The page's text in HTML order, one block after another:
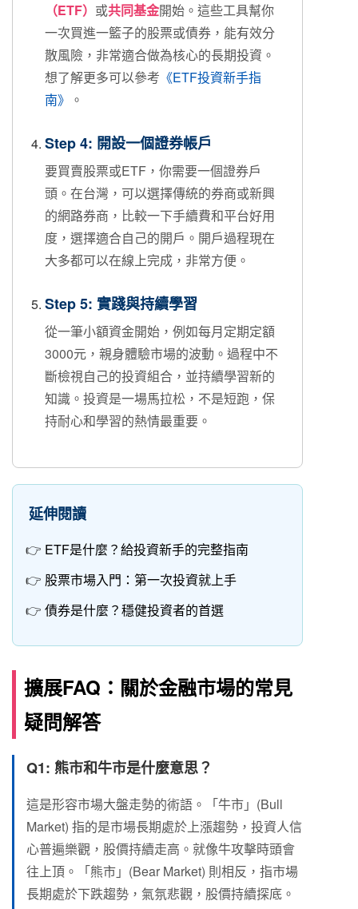
（ETF） 或共同基金開始。這些工具幫你
一次買進一籃子的股票或債券，能有效分
散風險，非常適合做為核心的長期投資。
想了解更多可以參考 《ETF投資新手指
南》 。
Step 4: 開設一個證券帳戶
要買賣股票或ETF，你需要一個證券戶
頭。在台灣，可以選擇傳統的券商或新興
的網路券商，比較一下手續費和平台好用
度，選擇適合自己的開戶。開戶過程現在
大多都可以在線上完成，非常方便。
Step 5: 實踐與持續學習
從一筆小額資金開始，例如每月定期定額
3000元，親身體驗市場的波動。過程中不
斷檢視自己的投資組合，並持續學習新的
知識。投資是一場馬拉松，不是短跑，保
持耐心和學習的熱情最重要。
延伸閱讀
ETF是什麼？給投資新手的完整指南
股票市場入門：第一次投資就上手
債券是什麼？穩健投資者的首選
擴展FAQ：關於金融市場的常見
疑問解答
Q1: 熊市和牛市是什麼意思？
這是形容市場大盤走勢的術語。「牛市」(Bull
Market) 指的是市場長期處於上漲趨勢，投資人信
心普遍樂觀，股價持續走高。就像牛攻擊時頭會
往上頂。「熊市」(Bear Market) 則相反，指市場
長期處於下跌趨勢，氣氛悲觀，股價持續探底。